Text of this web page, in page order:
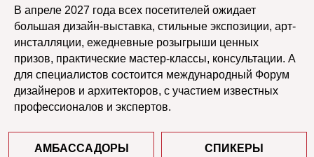
В апреле 2027 года всех посетителей ожидает
большая дизайн-выставка, стильные экспозиции, арт-
инсталляции, ежедневные розыгрыши ценных
призов, практические мастер-классы, консультации. А
для специалистов состоится международный Форум
дизайнеров и архитекторов, с участием известных
профессионалов и экспертов.
ВЫСТАВКА
ПАРТНЕРЫ
МЕСТО ПРОВЕДЕНИЯ